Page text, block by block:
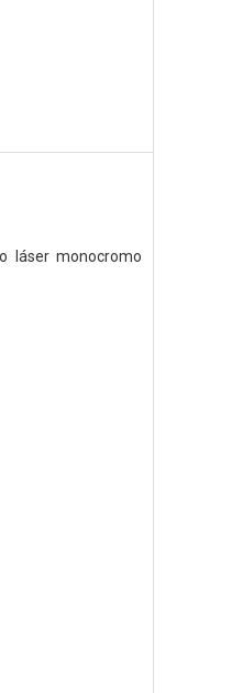
láser monocromo